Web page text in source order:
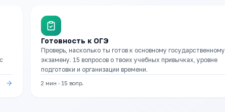
Готовность к ОГЭ
Проверь, насколько ты готов к основному государственному
экзамену. 15 вопросов о твоих учебных привычках, уровне
подготовки и организации времени.
2 мин · 15 вопр.